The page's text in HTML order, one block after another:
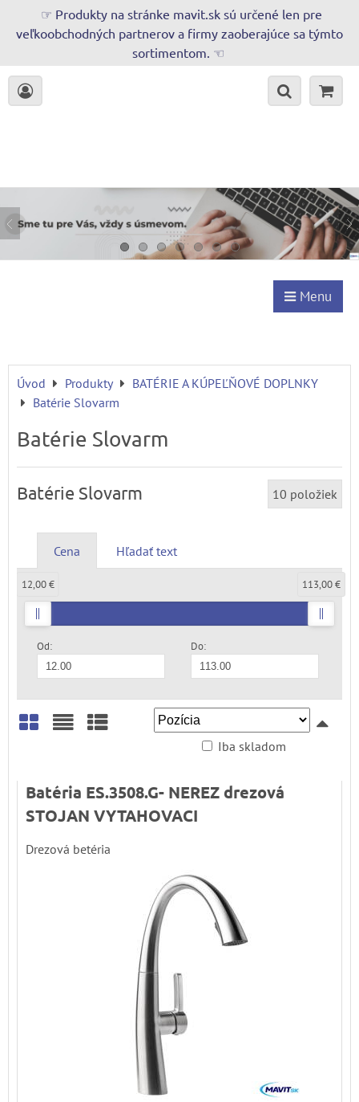
☞ Produkty na stránke mavit.sk sú určené len pre
veľkoobchodných partnerov a firmy zaoberajúce sa týmto
sortimentom. ☜
Menu
Úvod Produkty
BATÉRIE A KÚPEĽŇOVÉ DOPLNKY
Batérie Slovarm
Batérie Slovarm
Batérie Slovarm 10 položiek
Cena Hľadať text
Od: Do:
12,00 € 113,00 €
Iba skladom
Batéria ES.3508.G- NEREZ drezová
STOJAN VYTAHOVACI
Drezová betéria